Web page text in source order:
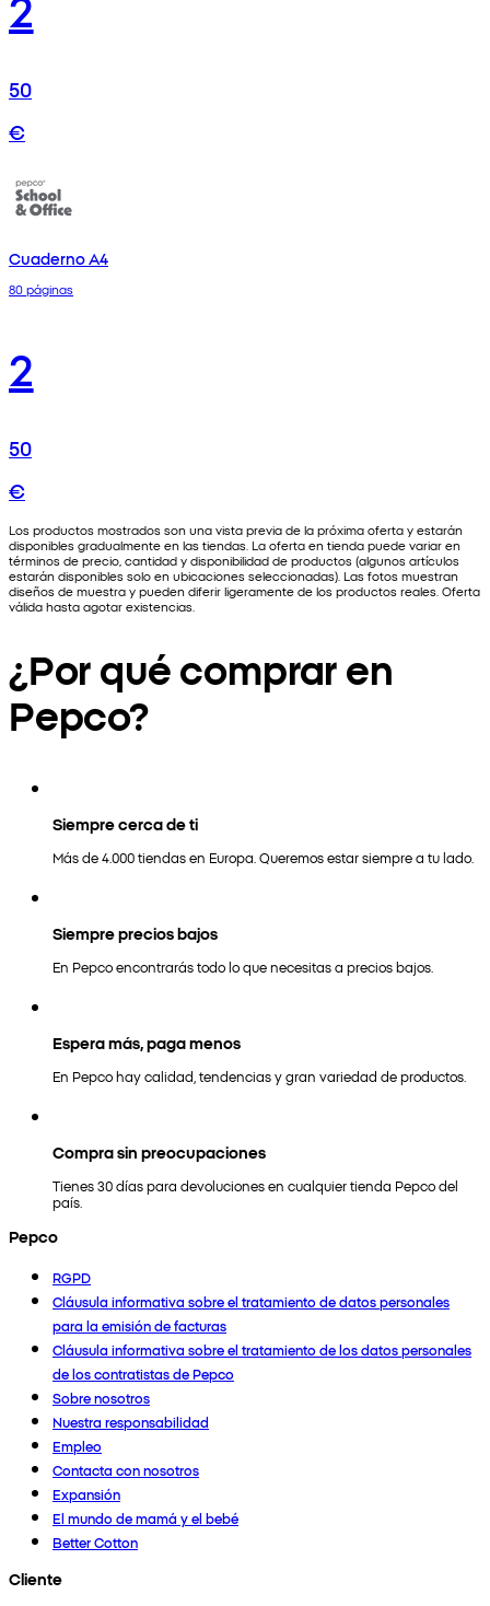
50
€
Cuaderno A4
80 páginas
2
50
€
Los productos mostrados son una vista previa de la próxima oferta y estarán
disponibles gradualmente en las tiendas. La oferta en tienda puede variar en
términos de precio, cantidad y disponibilidad de productos (algunos artículos
estarán disponibles solo en ubicaciones seleccionadas). Las fotos muestran
diseños de muestra y pueden diferir ligeramente de los productos reales. Oferta
válida hasta agotar existencias.
¿Por qué comprar en
Pepco?
Siempre cerca de ti
Más de 4.000 tiendas en Europa. Queremos estar siempre a tu lado.
Siempre precios bajos
En Pepco encontrarás todo lo que necesitas a precios bajos.
Espera más, paga menos
En Pepco hay calidad, tendencias y gran variedad de productos.
Compra sin preocupaciones
Tienes 30 días para devoluciones en cualquier tienda Pepco del
país.
Pepco
RGPD
Cláusula informativa sobre el tratamiento de datos personales
para la emisión de facturas
Cláusula informativa sobre el tratamiento de los datos personales
de los contratistas de Pepco
Sobre nosotros
Nuestra responsabilidad
Empleo
Contacta con nosotros
Expansión
El mundo de mamá y el bebé
Better Cotton
Cliente